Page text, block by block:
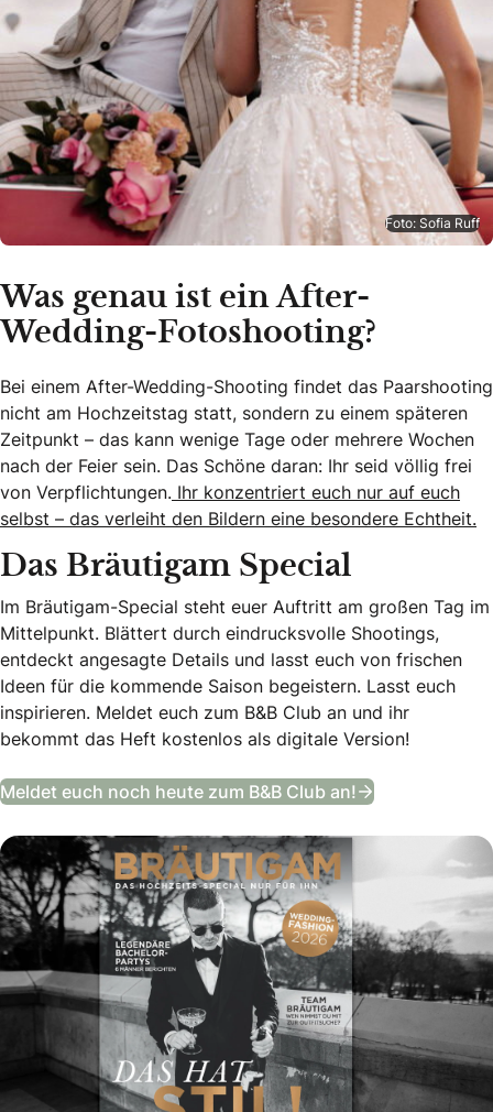
Foto: Sofia Ruff
Was genau ist ein After-
Wedding-Fotoshooting?
Bei einem After-Wedding-Shooting findet das Paarshooting
nicht am Hochzeitstag statt, sondern zu einem späteren
Zeitpunkt – das kann wenige Tage oder mehrere Wochen
nach der Feier sein. Das Schöne daran: Ihr seid völlig frei
von Verpflichtungen. Ihr konzentriert euch nur auf euch
selbst – das verleiht den Bildern eine besondere Echtheit.
Das Bräutigam Special
Im Bräutigam-Special steht euer Auftritt am großen Tag im
Mittelpunkt. Blättert durch eindrucksvolle Shootings,
entdeckt angesagte Details und lasst euch von frischen
Ideen für die kommende Saison begeistern. Lasst euch
inspirieren. Meldet euch zum B&B Club an und ihr
bekommt das Heft kostenlos als digitale Version!
Meldet euch noch heute zum B&B Club an! Das